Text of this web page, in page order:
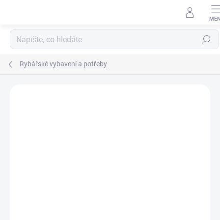
Hledat
Rybářské vybavení a potřeby